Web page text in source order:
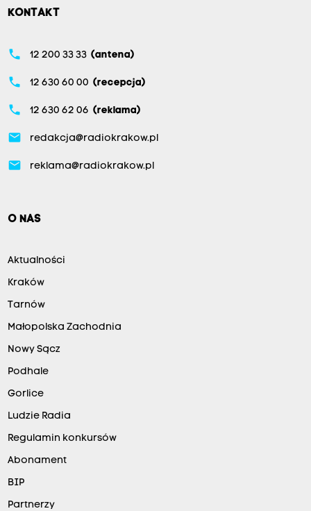
KONTAKT
phone 12 200 33 33 (antena)
phone 12 630 60 00 (recepcja)
phone 12 630 62 06 (reklama)
email redakcja@radiokrakow.pl
email reklama@radiokrakow.pl
O NAS
Aktualności
Kraków
Tarnów
Małopolska Zachodnia
Nowy Sącz
Podhale
Gorlice
Ludzie Radia
Regulamin konkursów
Abonament
BIP
Partnerzy